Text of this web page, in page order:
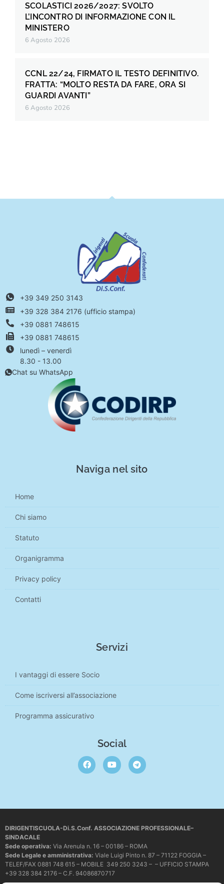
SCOLASTICI 2026/2027: SVOLTO
L’INCONTRO DI INFORMAZIONE CON IL
MINISTERO
6 Agosto 2026
CCNL 22/24, FIRMATO IL TESTO DEFINITIVO.
FRATTA: “MOLTO RESTA DA FARE, ORA SI
GUARDI AVANTI”
6 Agosto 2026
+39 349 250 3143
+39 328 384 2176 (ufficio stampa)
+39 0881 748615
+39 0881 748615
lunedì – venerdì
8.30 - 13.00
Chat su WhatsApp
Naviga nel sito
Home
Chi siamo
Statuto
Organigramma
Privacy policy
Contatti
Servizi
I vantaggi di essere Socio
Come iscriversi all’associazione
Programma assicurativo
Social
DIRIGENTISCUOLA-Di.S.Conf. ASSOCIAZIONE PROFESSIONALE–
SINDACALE
Sede operativa: Via Arenula n. 16 – 00186 – ROMA
Sede Legale e amministrativa: Viale Luigi Pinto n. 87 – 71122 FOGGIA –
TELEF/FAX 0881 748 615 – MOBILE 349 250 3243 – – UFFICIO STAMPA
+39 328 384 2176 – C.F. 94086870717